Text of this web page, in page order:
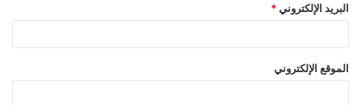
البريد الإلكتروني *
الموقع الإلكتروني